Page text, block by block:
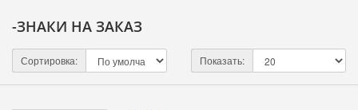
-ЗНАКИ НА ЗАКАЗ
Сортировка: Показать: